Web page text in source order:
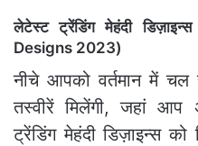
लेटेस्ट ट्रेंडिंग मेहंदी
Designs 2023)
नीचे आपको वर्तमान में चल
तस्वीरें मिलेंगी, जहां आप
ट्रेंडिंग मेहंदी डिज़ाइन्स